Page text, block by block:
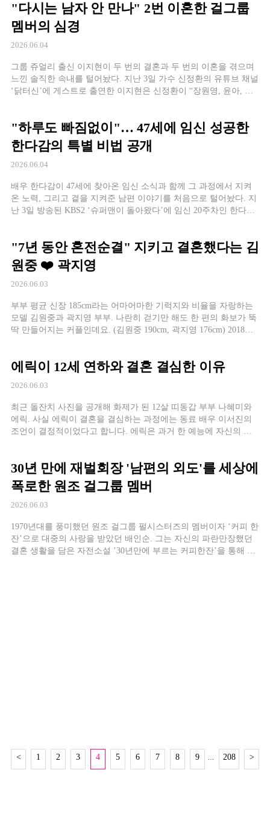
"다시는 남자 안 만나" 2번 이혼한 걸그룹
멤버의 심경
2026.06.04
그룹 쥬얼리 출신 이지현이 두 번의 결혼과 두 번의 이혼을 겪으며
느낀 솔직한 속내를 털어놨다. 지난 3일 가수 신정환의 유튜브 채널
‘닭터신’에 게스트로 출연한 이지현은 신정환이 “장원영, 윤아, 수
‘서류 포비아’도 고백했다. “내 이름을 검색하기가 두렵다. 이혼을
겪으면서 […]
"하루도 빠짐없이"… 47세에 임신 성공한
한다감의 특별 비법 공개
2026.06.04
배우 한다감이 47세에 찾아온 임신 소식과 함께 그 과정에서 지켜
온 노력, 그리고 곁을 지켜준 남편 이야기를 처음으로 털어놨다. 지
난 3일 방송된 KBS2 ‘슈퍼맨이 돌아왔다’에 임신 20주차인 한다감
그는 2~3년간 몸을 만들었고, 46세 막바지에 시도해 47세에 기쁜
[…]
"7년 동안 혼전순결" 지키고 결혼했다는 김
원중 ❤️ 곽지영
2026.06.03
부부 평균 신장 185cm라는 어마어마한 기럭지와 비율을 자랑하는
모델 김원중과 곽지영 부부. 나란히 걷기만 해도 한 편의 화보가 뚝
딱 만들어지는 커플인데요. (김원중 190cm, 곽지영 176cm) 2018년
그 약속을 지켰다고 합니다. 두 사람의 이야기는 모델계에서는 당
에릭이 12세 연하와 결혼 결심한 이유
2026.06.03
최근 돌잔치 사진을 공개해 화제가 된 12살 띠동갑 부부 나혜미와
에릭. 사실 에릭이 결혼을 결심하는 과정에는 동료 배우 이서진의
조언이 결정적이었다고 합니다. 에릭은 과거 한 예능에 자신의 결
회상에 따르면 당시 이서진은 에릭에게 “남자가 40을 넘어가게 되
면 40대 중후반까지는 […]
30년 만에 재벌회장 '남편의 외도'를 세상에
폭로한 원조 걸그룹 멤버
2026.06.03
1970년대를 풍미했던 원조 걸그룹 펄시스터즈의 멤버이자 ‘커피 한
잔’으로 대중의 사랑을 받았던 배인순. 그는 자신의 파란만장했던
결혼 생활을 담은 자전소설 ’30년만에 부르는 커피한잔’을 통해 충
< 1 2 3 4 5 6 7 8 9 208 >